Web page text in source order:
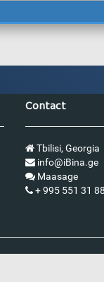
Contact
Tbilisi, Georgia
info@iBina.ge
Maasage
+ 995 551 31